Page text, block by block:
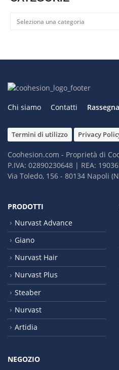
Categorie
Chi siamo Contatti
Termini di utilizzo Privacy
Coohesion.com - Proprietà di
P.IVA: 02890230648 | REA:
Via Toledo, 156 - 80134 Napoli
PRODOTTI
Nurvast Advance
Giano
Nurvast Hair
Nurvast Plus
Steaber
Nurvast
Artidia
NEGOZIO